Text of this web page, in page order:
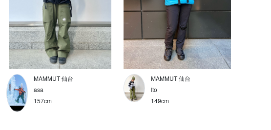
MAMMUT 仙台
asa
157cm
MAMMUT 仙台
Ito
149cm